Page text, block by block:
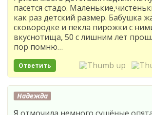
пасется стадо.
как раз детский размер. Бабушка
сковородке и пекла пирожки с
вкуснотища, 50 с лишним лет
пор помню…
Ответить
Надежда